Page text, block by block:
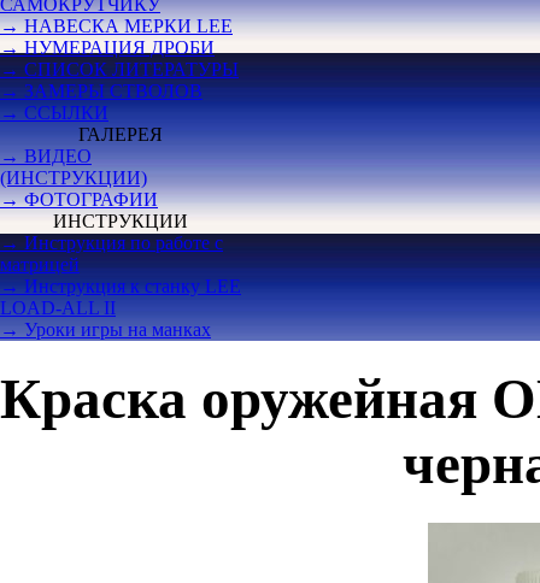
САМОКРУТЧИКУ
→ НАВЕСКА МЕРКИ LEE
→ НУМЕРАЦИЯ ДРОБИ
→ СПИСОК ЛИТЕРАТУРЫ
→ ЗАМЕРЫ СТВОЛОВ
→ ССЫЛКИ
ГАЛЕРЕЯ
→ ВИДЕО
(ИНСТРУКЦИИ)
→ ФОТОГРАФИИ
ИНСТРУКЦИИ
→ Инструкция по работе с
матрицей
→ Инструкция к станку LEE
LOAD-ALL II
→ Уроки игры на манках
Краска оружейная